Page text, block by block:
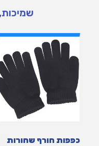
כפפות חורף שחורות